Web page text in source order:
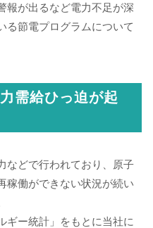
報が出るなど電力不足が深
る節電プログラムについて
需給ひっ迫が起
などで行われており、原子
稼働ができない状況が続い
ギー統計」をもとに当社に